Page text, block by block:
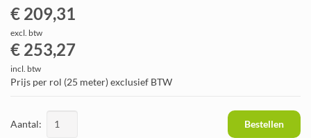
€ 209,31
excl. btw
€ 253,27
incl. btw
Prijs per rol (25 meter) exclusief BTW
Aantal: Bestellen